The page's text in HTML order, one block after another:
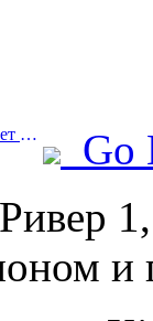
Prev:Шанхайский Диснейленд отмечает свою 10-летнюю годовщину, приняв на сегодняшний день более 100 миллионов посетителей.
Go
и